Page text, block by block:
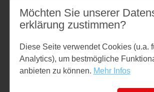
Links
www.schleipfade.de
Möchten Sie unserer
erklärung zustimmen?
Diese Seite verwendet Cookies (u.a.
Analytics), um bestmögliche
anbieten zu können. Mehr Infos